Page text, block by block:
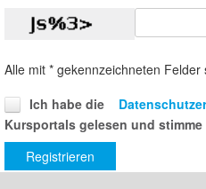
Alle mit * gekennzeichneten Felder
Ich habe die
Kursportals gelesen und stimme
Registrieren